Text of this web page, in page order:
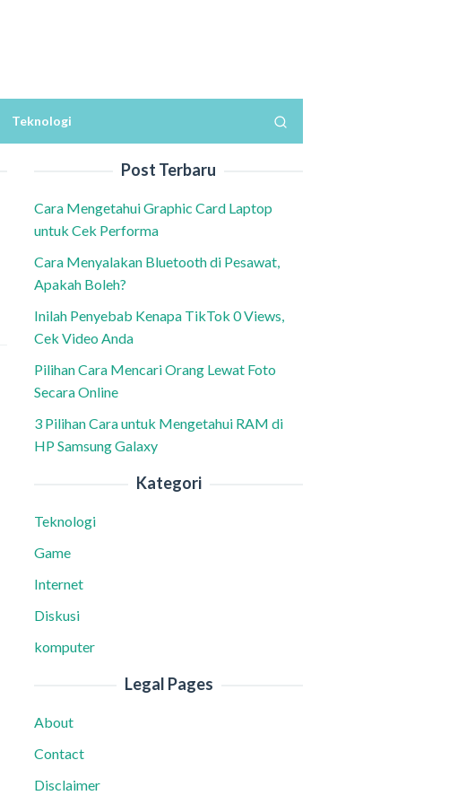
Teknologi
Post Terbaru
Cara Mengetahui Graphic Card Laptop
untuk Cek Performa
Cara Menyalakan Bluetooth di Pesawat,
Apakah Boleh?
Inilah Penyebab Kenapa TikTok 0 Views,
Cek Video Anda
Pilihan Cara Mencari Orang Lewat Foto
Secara Online
3 Pilihan Cara untuk Mengetahui RAM di
HP Samsung Galaxy
Kategori
Teknologi
Game
Internet
Diskusi
komputer
Legal Pages
About
Contact
Disclaimer